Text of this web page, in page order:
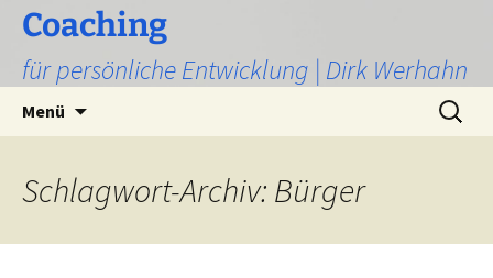
Zum
Inhalt
springen
Coaching
für persönliche Entwicklung | Dirk Werhahn
Menü
Suchen
nach:
Schlagwort-Archiv: Bürger